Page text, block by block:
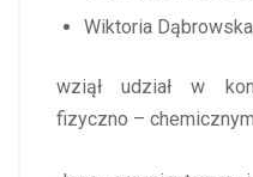
Wiktoria
wziął udział w
fizyczno –